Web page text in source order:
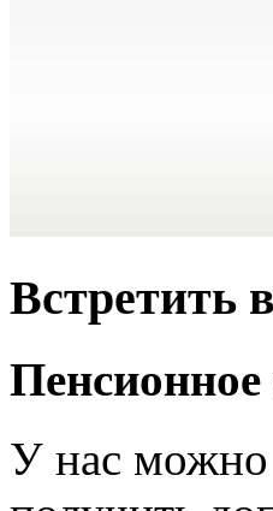
Встретить
Пенсионное
У нас можно